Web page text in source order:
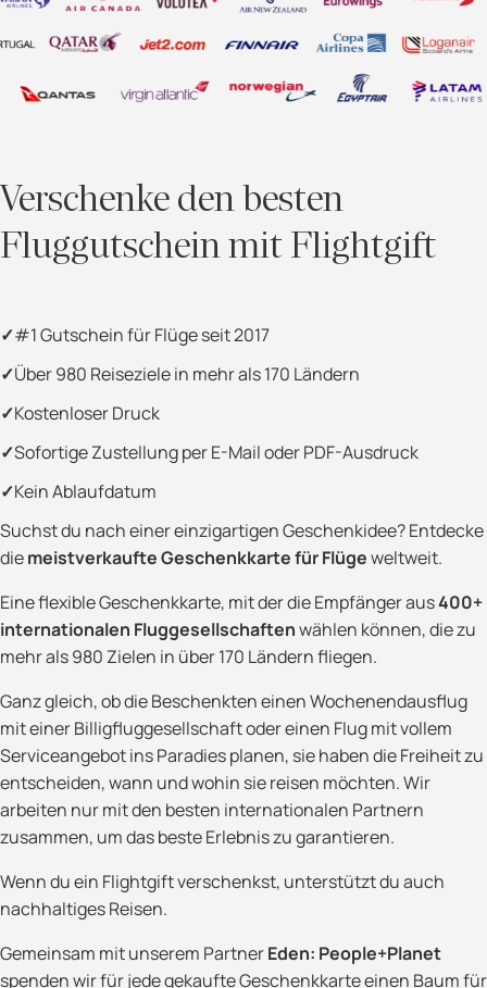
Verschenke den besten
Fluggutschein mit Flightgift
#1 Gutschein für Flüge seit 2017
Über 980 Reiseziele in mehr als 170 Ländern
Kostenloser Druck
Sofortige Zustellung per E-Mail oder PDF-Ausdruck
Kein Ablaufdatum
Suchst du nach einer einzigartigen Geschenkidee? Entdecke
diemeistverkaufte Geschenkkarte für Flügeweltweit.
Eine flexible Geschenkkarte, mit der die Empfänger aus400+
internationalen Fluggesellschaftenwählen können, die zu
mehr als 980 Zielen in über 170 Ländern fliegen.
Ganz gleich, ob die Beschenkten einen Wochenendausflug
mit einer Billigfluggesellschaft oder einen Flug mit vollem
Serviceangebot ins Paradies planen, sie haben die Freiheit zu
entscheiden, wann und wohin sie reisen möchten. Wir
arbeiten nur mit den besten internationalen Partnern
zusammen, um das beste Erlebnis zu garantieren.
Wenn du ein Flightgift verschenkst, unterstützt du auch
nachhaltiges Reisen.
Gemeinsam mit unserem PartnerEden: People+Planet
spenden wir für jede gekaufte Geschenkkarte einen Baum für